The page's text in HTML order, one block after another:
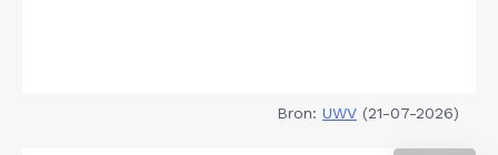
Bron: UWV (21-07-2026)